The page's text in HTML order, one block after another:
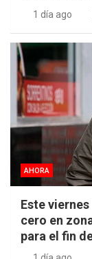
1 día ago
AHORA
Este
cero en
para el fin